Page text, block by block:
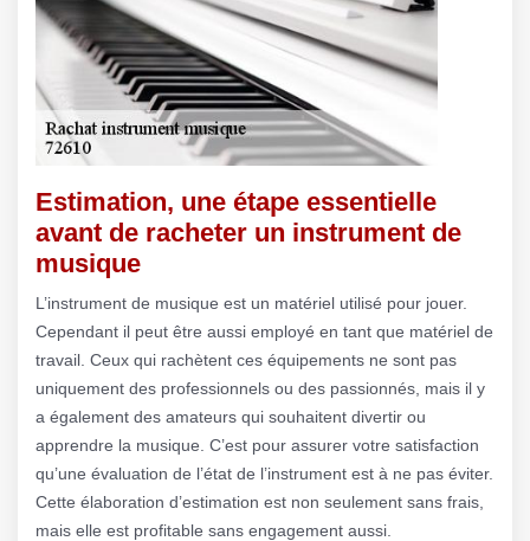
Estimation, une étape essentielle
avant de racheter un instrument de
musique
L’instrument de musique est un matériel utilisé pour jouer.
Cependant il peut être aussi employé en tant que matériel de
travail. Ceux qui rachètent ces équipements ne sont pas
uniquement des professionnels ou des passionnés, mais il y
a également des amateurs qui souhaitent divertir ou
apprendre la musique. C’est pour assurer votre satisfaction
qu’une évaluation de l’état de l’instrument est à ne pas éviter.
Cette élaboration d’estimation est non seulement sans frais,
mais elle est profitable sans engagement aussi.